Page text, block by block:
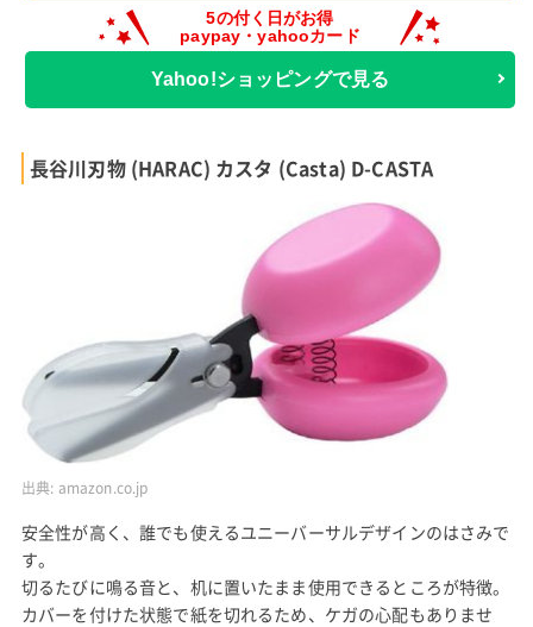
Yahoo!ショッピングで見る
長谷川刃物 (HARAC) カスタ (Casta) D-CASTA
出典: amazon.co.jp
安全性が高く、誰でも使えるユニーバーサルデザインのはさみで
す。
切るたびに鳴る音と、机に置いたまま使用できるところが特徴。
カバーを付けた状態で紙を切れるため、ケガの心配もありませ